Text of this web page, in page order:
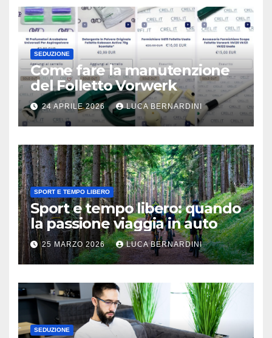
SEDUZIONE
Come fare la manutenzione
del Folletto Vorwerk
24 APRILE 2026 LUCA BERNARDINI
SPORT E TEMPO LIBERO
Sport e tempo libero: quando
la passione viaggia in auto
25 MARZO 2026 LUCA BERNARDINI
SEDUZIONE